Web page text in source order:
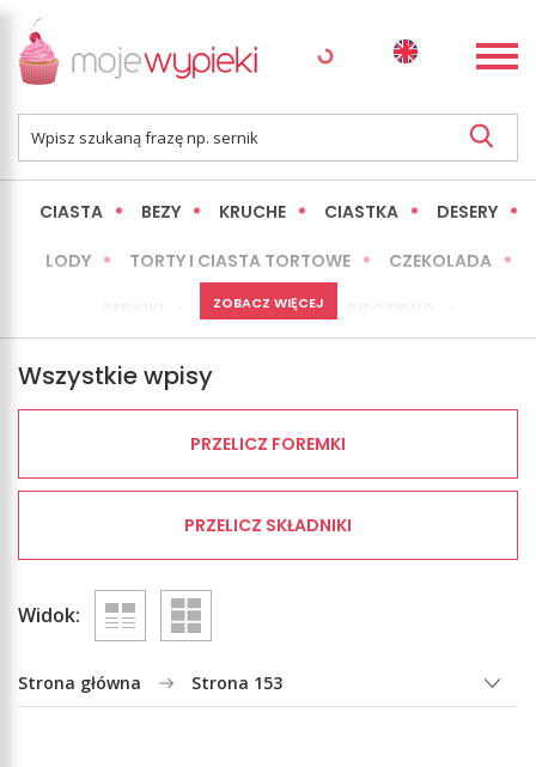
CIASTA BEZY KRUCHE CIASTKA DESERY
LODY TORTY I CIASTA TORTOWE CZEKOLADA
MINI WYPIEKI
LŻEJSZE / ZDROWSZE INNE
ZOBACZ WIĘCEJ
Wszystkie wpisy
PRZELICZ FOREMKI
PRZELICZ SKŁADNIKI
Widok:
Strona główna Strona 153